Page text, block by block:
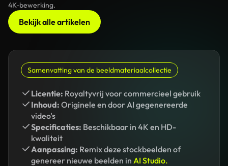
4K-bewerking.
Bekijk alle artikelen
Samenvatting van de beeldmateriaalcollectie
Licentie: Royaltyvrij voor commercieel gebruik
Inhoud: Originele en door AI gegenereerde
video's
Specificaties: Beschikbaar in 4K en HD-
kwaliteit
Aanpassing: Remix deze stockbeelden of
genereer nieuwe beelden in AI Studio.